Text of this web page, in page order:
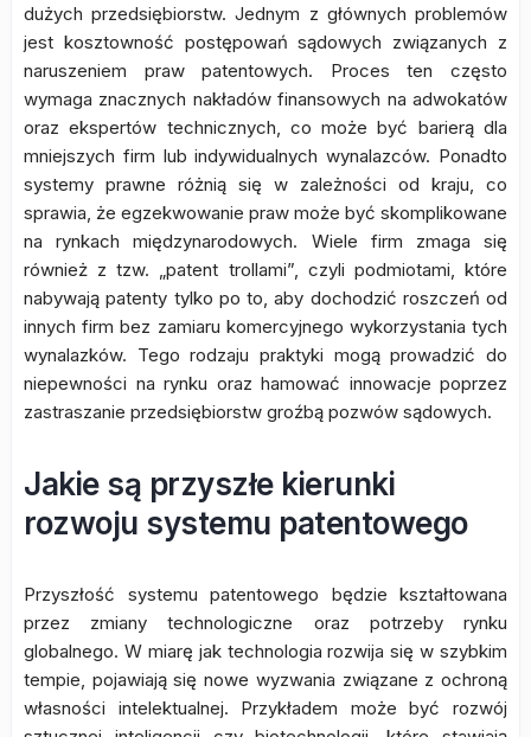
dużych przedsiębiorstw. Jednym z głównych problemów
jest kosztowność postępowań sądowych związanych z
naruszeniem praw patentowych. Proces ten często
wymaga znacznych nakładów finansowych na adwokatów
oraz ekspertów technicznych, co może być barierą dla
mniejszych firm lub indywidualnych wynalazców. Ponadto
systemy prawne różnią się w zależności od kraju, co
sprawia, że egzekwowanie praw może być skomplikowane
na rynkach międzynarodowych. Wiele firm zmaga się
również z tzw. „patent trollami”, czyli podmiotami, które
nabywają patenty tylko po to, aby dochodzić roszczeń od
innych firm bez zamiaru komercyjnego wykorzystania tych
wynalazków. Tego rodzaju praktyki mogą prowadzić do
niepewności na rynku oraz hamować innowacje poprzez
zastraszanie przedsiębiorstw groźbą pozwów sądowych.
Jakie są przyszłe kierunki
rozwoju systemu patentowego
Przyszłość systemu patentowego będzie kształtowana
przez zmiany technologiczne oraz potrzeby rynku
globalnego. W miarę jak technologia rozwija się w szybkim
tempie, pojawiają się nowe wyzwania związane z ochroną
własności intelektualnej. Przykładem może być rozwój